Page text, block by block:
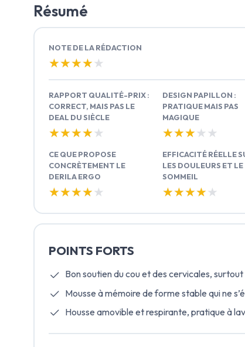
Résumé
NOTE DE LA RÉDACTION
★★★★★
★★★★★
RAPPORT QUALITÉ-PRIX :
CORRECT, MAIS PAS LE
DEAL DU SIÈCLE
★★★★★
★★★★★
DESIGN PAPILLON :
PRATIQUE MAIS PAS
MAGIQUE
★★★★★
★★★★★
CE QUE PROPOSE
CONCRÈTEMENT LE
DERILA ERGO
★★★★★
★★★★★
EFFICACITÉ RÉELLE
LES DOULEURS ET LE
SOMMEIL
★★★★★
★★★★★
POINTS FORTS
Bon soutien du cou et des cervicales,
Mousse à mémoire de forme stable qui ne
Housse amovible et respirante, pratique à